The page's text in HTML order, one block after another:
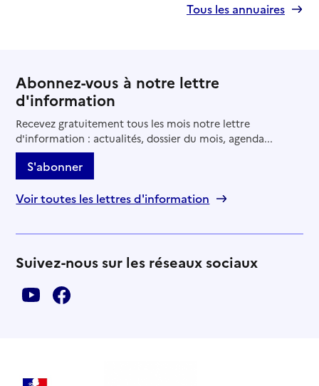
Tous les annuaires
Abonnez-vous à notre lettre
d'information
Recevez gratuitement tous les mois notre lettre
d'information : actualités, dossier du mois, agenda...
S'abonner
Voir toutes les lettres d'information
Suivez-nous sur les réseaux sociaux